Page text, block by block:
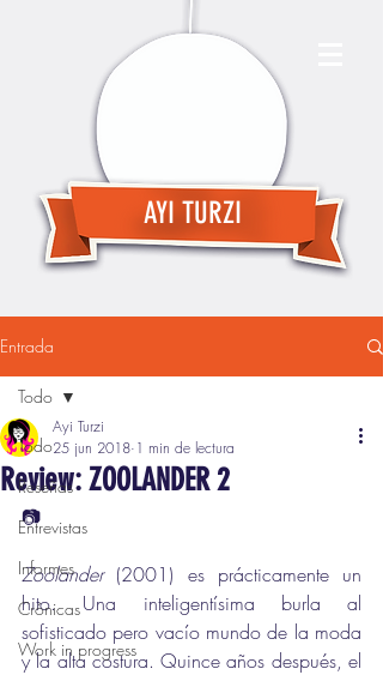
AYI TURZI
Entrada
Todo
Reseñas
Entrevistas
Informes
Crónicas
Work in progress
Todo
Review: ZOOLANDER 2
Ayi Turzi
25 jun 2018 1 min de lectura
📷
Zoolander (2001) es prácticamente un
hito. Una inteligentísima burla al
sofisticado pero vacío mundo de la moda
y la alta costura. Quince años después, el